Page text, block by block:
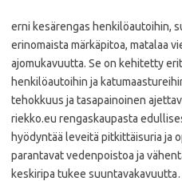
erni kesärengas henkilöautoihin,
erinomaista märkäpitoa, matalaa
ajomukavuutta. Se on kehitetty
henkilöautoihin ja
tehokkuus ja tasapainoinen
riekko.eu rengaskaupasta
hyödyntää leveitä pitkittäisuria ja
parantavat vedenpoistoa ja
keskiripa tukee